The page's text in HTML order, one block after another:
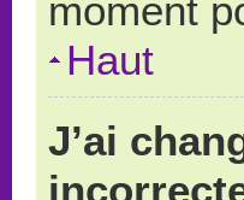
moment
Haut
J’ai